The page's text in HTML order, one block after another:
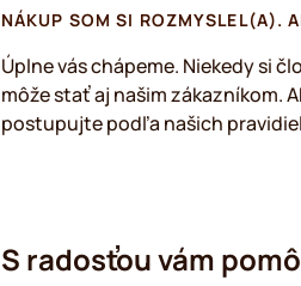
NÁKUP SOM SI ROZMYSLEL(A).
Úplne vás chápeme. Niekedy si
môže stať aj našim zákazníkom.
postupujte podľa našich
S radosťou vám